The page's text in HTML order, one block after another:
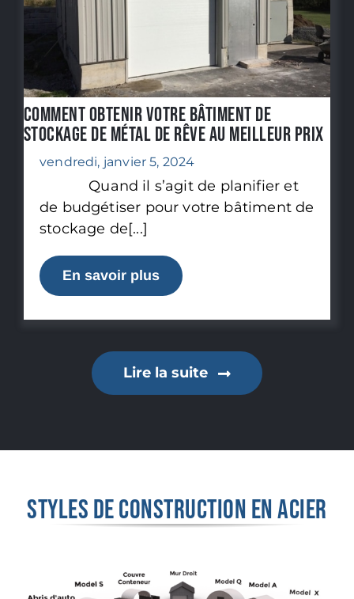
Comment obtenir votre bâtiment de
stockage de métal de rêve au meilleur prix
vendredi, janvier 5, 2024
Quand il s’agit de planifier et
de budgétiser pour votre bâtiment de
stockage de[...]
En savoir plus
Lire la suite
STYLES DE CONSTRUCTION EN ACIER